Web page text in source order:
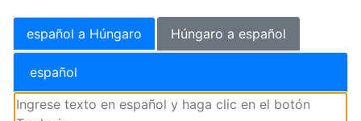
español a Húngaro Húngaro a español
español